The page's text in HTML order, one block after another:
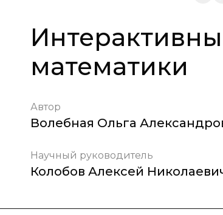
математики
Автор
Волебная Ольга
Научный руководитель
Колобов Алексей